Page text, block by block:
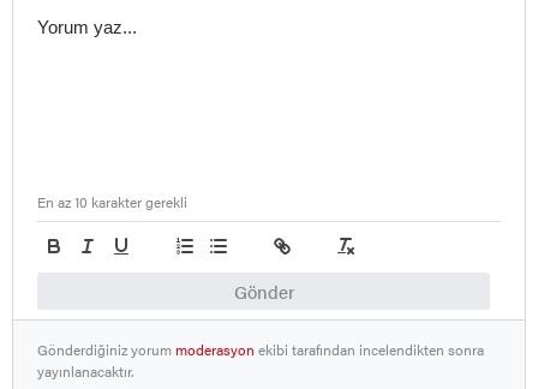
Gönder
En az 10 karakter gerekli
Gönderdiğiniz yorummoderasyon ekibi tarafından incelendikten sonra
yayınlanacaktır.